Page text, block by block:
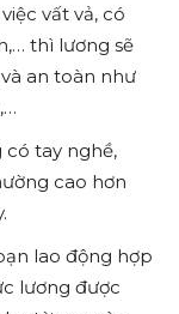
vất vả, có
thì lương sẽ
an toàn như
có tay nghề,
cao hơn
lao động hợp
lương được